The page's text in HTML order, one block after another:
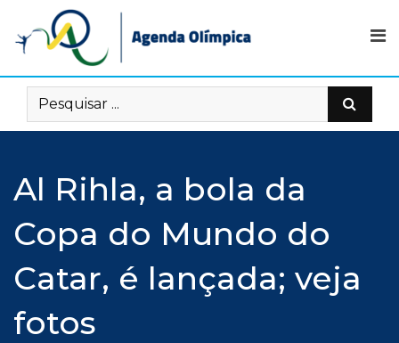
content
Al Rihla, a bola da
Copa do Mundo do
Catar, é lançada; veja
fotos